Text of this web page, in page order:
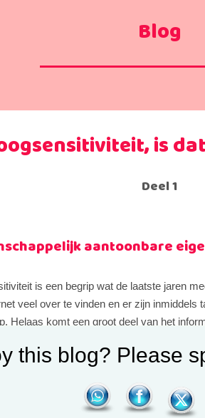
Blog
is
Deel 1
aantoonbare
is een begrip wat de laatste jaren
veel over te vinden en er zijn inmiddels
Helaas komt een groot deel van het
hoogsensitiviteit als eigenschap hebben,
de ronde, bijvoorbeeld dat een HSP-er
ook dat bij veel christenen de 'is-dit-wel-
this blog? Please